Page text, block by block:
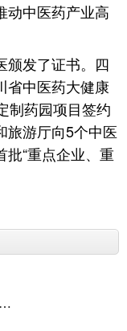
动中医药产业高
颁发了证书。四
省中医药大健康
制药园项目签约
旅游厅向5个中医
“重点企业、重